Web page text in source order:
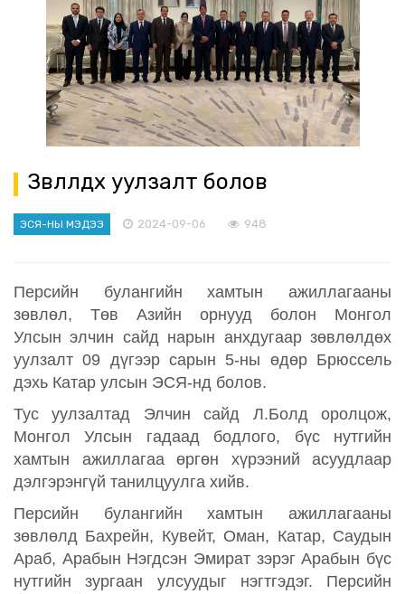
Зөвлөлдөх уулзалт болов
ЭСЯ-НЫ МЭДЭЭ 2024-09-06 948
Персийн булангийн хамтын ажиллагааны
зөвлөл, Төв Азийн орнууд болон Монгол
Улсын элчин сайд нарын анхдугаар зөвлөлдөх
уулзалт 09 дүгээр сарын 5-ны өдөр Брюссель
дэхь Катар улсын ЭСЯ-нд болов.
Тус уулзалтад Элчин сайд Л.Болд оролцож,
Монгол Улсын гадаад бодлого, бүс нутгийн
хамтын ажиллагаа өргөн хүрээний асуудлаар
дэлгэрэнгүй танилцуулга хийв.
Персийн булангийн хамтын ажиллагааны
зөвлөлд Бахрейн, Кувейт, Оман, Катар, Саудын
Араб, Арабын Нэгдсэн Эмират зэрэг Арабын бүс
нутгийн зургаан улсуудыг нэгтгэдэг. Персийн